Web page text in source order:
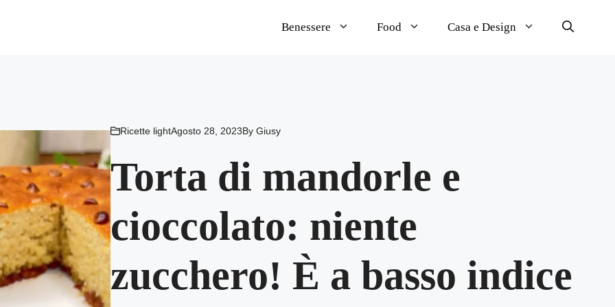
Benessere Food Casa e Design
Ricette lightAgosto 28, 2023By Giusy
Torta di mandorle e
cioccolato: niente
zucchero! È a basso indice